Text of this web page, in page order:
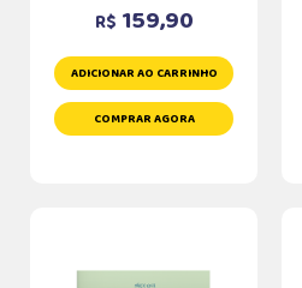
R$ 159,90
ADICIONAR AO CARRINHO
COMPRAR AGORA